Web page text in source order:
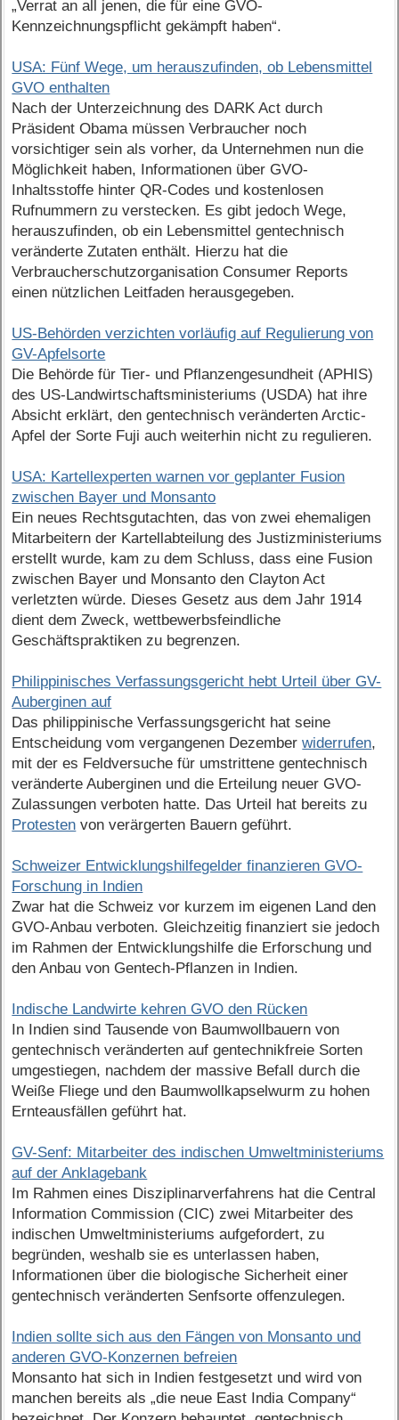
„Verrat an all jenen, die für eine GVO-
Kennzeichnungspflicht gekämpft haben“.
USA: Fünf Wege, um herauszufinden, ob Lebensmittel
GVO enthalten
Nach der Unterzeichnung des DARK Act durch
Präsident Obama müssen Verbraucher noch
vorsichtiger sein als vorher, da Unternehmen nun die
Möglichkeit haben, Informationen über GVO-
Inhaltsstoffe hinter QR-Codes und kostenlosen
Rufnummern zu verstecken. Es gibt jedoch Wege,
herauszufinden, ob ein Lebensmittel gentechnisch
veränderte Zutaten enthält. Hierzu hat die
Verbraucherschutzorganisation Consumer Reports
einen nützlichen Leitfaden herausgegeben.
US-Behörden verzichten vorläufig auf Regulierung von
GV-Apfelsorte
Die Behörde für Tier- und Pflanzengesundheit (APHIS)
des US-Landwirtschaftsministeriums (USDA) hat ihre
Absicht erklärt, den gentechnisch veränderten Arctic-
Apfel der Sorte Fuji auch weiterhin nicht zu regulieren.
USA: Kartellexperten warnen vor geplanter Fusion
zwischen Bayer und Monsanto
Ein neues Rechtsgutachten, das von zwei ehemaligen
Mitarbeitern der Kartellabteilung des Justizministeriums
erstellt wurde, kam zu dem Schluss, dass eine Fusion
zwischen Bayer und Monsanto den Clayton Act
verletzten würde. Dieses Gesetz aus dem Jahr 1914
dient dem Zweck, wettbewerbsfeindliche
Geschäftspraktiken zu begrenzen.
Philippinisches Verfassungsgericht hebt Urteil über GV-
Auberginen auf
Das philippinische Verfassungsgericht hat seine
Entscheidung vom vergangenen Dezemberwiderrufen,
mit der es Feldversuche für umstrittene gentechnisch
veränderte Auberginen und die Erteilung neuer GVO-
Zulassungen verboten hatte. Das Urteil hat bereits zu
Protesten von verärgerten Bauern geführt.
Schweizer Entwicklungshilfegelder finanzieren GVO-
Forschung in Indien
Zwar hat die Schweiz vor kurzem im eigenen Land den
GVO-Anbau verboten. Gleichzeitig finanziert sie jedoch
im Rahmen der Entwicklungshilfe die Erforschung und
den Anbau von Gentech-Pflanzen in Indien.
Indische Landwirte kehren GVO den Rücken
In Indien sind Tausende von Baumwollbauern von
gentechnisch veränderten auf gentechnikfreie Sorten
umgestiegen, nachdem der massive Befall durch die
Weiße Fliege und den Baumwollkapselwurm zu hohen
Ernteausfällen geführt hat.
GV-Senf: Mitarbeiter des indischen Umweltministeriums
auf der Anklagebank
Im Rahmen eines Disziplinarverfahrens hat die Central
Information Commission (CIC) zwei Mitarbeiter des
indischen Umweltministeriums aufgefordert, zu
begründen, weshalb sie es unterlassen haben,
Informationen über die biologische Sicherheit einer
gentechnisch veränderten Senfsorte offenzulegen.
Indien sollte sich aus den Fängen von Monsanto und
anderen GVO-Konzernen befreien
Monsanto hat sich in Indien festgesetzt und wird von
manchen bereits als „die neue East India Company“